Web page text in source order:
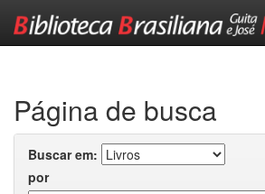
Página de busca
Buscar em:
por